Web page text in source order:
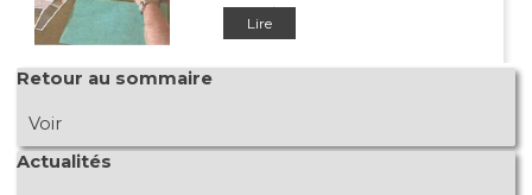
avec des conteneurs
maritimes
Lire
Sauter le bloc Retour au sommaire
Retour au sommaire
Voir
Sauter le bloc Actualités
Actualités